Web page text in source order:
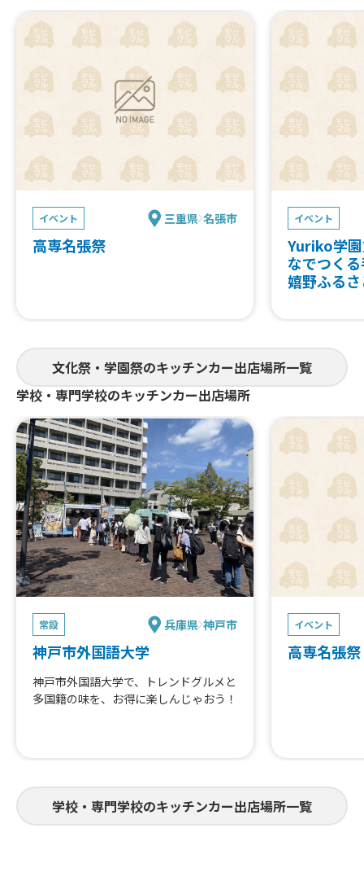
ョリソー、ケサディーヤチーズトルテ
ィーヤ
イベント 三重県 名張市
高専名張祭
イベント
Yuriko学
なでつく
嬉野ふる
文化祭・学園祭のキッチンカー出店場所一覧
学校・専門学校のキッチンカー出店場所
常設 兵庫県 神戸市
神戸市外国語大学
神戸市外国語大学で、トレンドグルメと
多国籍の味を、お得に楽しんじゃおう！
イベント
高専名張祭
学校・専門学校のキッチンカー出店場所一覧